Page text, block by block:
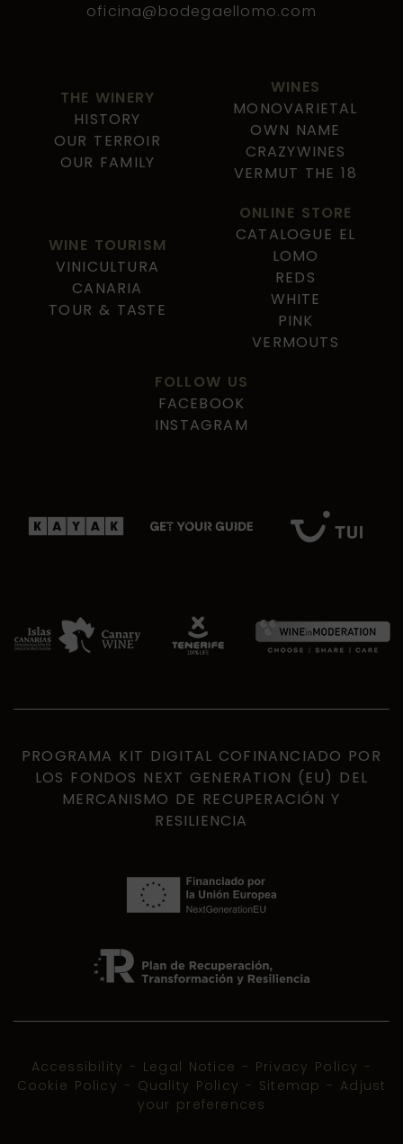
oficina@bodegaellomo.com
THE WINERY
HISTORY
OUR TERROIR
OUR FAMILY
WINES
MONOVARIETAL
OWN NAME
CRAZYWINES
VERMUT THE 18
WINE TOURISM
VINICULTURA
CANARIA
TOUR & TASTE
ONLINE STORE
CATALOGUE EL
LOMO
REDS
WHITE
PINK
VERMOUTS
FOLLOW US
FACEBOOK
INSTAGRAM
PROGRAMA KIT DIGITAL COFINANCIADO POR
LOS FONDOS NEXT GENERATION (EU) DEL
MERCANISMO DE RECUPERACIÓN Y
RESILIENCIA
Accessibility - Legal Notice - Privacy Policy -
Cookie Policy - Quality Policy - Sitemap - Adjust
your preferences